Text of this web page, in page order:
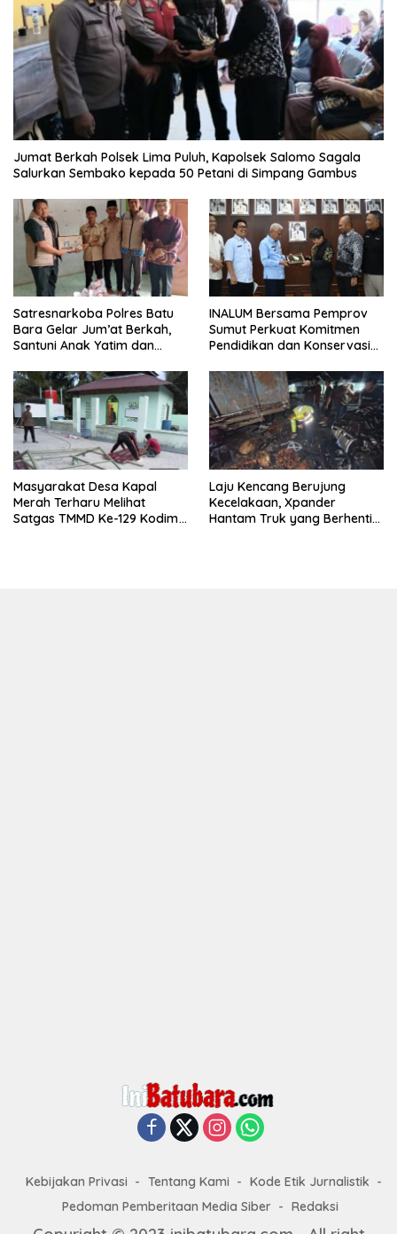
Jumat Berkah Polsek Lima Puluh, Kapolsek Salomo Sagala
Salurkan Sembako kepada 50 Petani di Simpang Gambus
Satresnarkoba Polres Batu
Bara Gelar Jum’at Berkah,
Santuni Anak Yatim dan
INALUM Bersama Pemprov
Sumut Perkuat Komitmen
Pendidikan dan Konservasi
Masyarakat Desa Kapal
Merah Terharu Melihat
Satgas TMMD Ke-129 Kodim
Laju Kencang Berujung
Kecelakaan, Xpander
Hantam Truk yang Berhenti
Kebijakan Privasi Tentang Kami
Kode Etik Jurnalistik
Pedoman Pemberitaan Media Siber
Redaksi